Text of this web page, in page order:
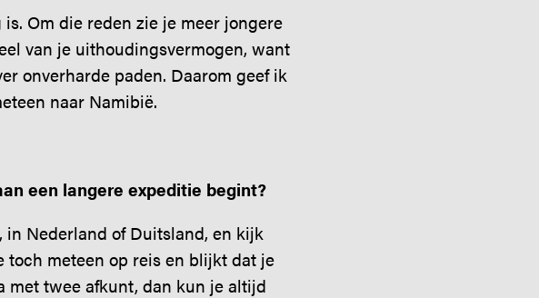
Om die reden zie je meer jongere
van je uithoudingsvermogen, want
onverharde paden. Daarom geef ik
naar Namibië.
een langere expeditie begint?
Nederland of Duitsland, en kijk
toch meteen op reis en blijkt dat je
twee afkunt, dan kun je altijd